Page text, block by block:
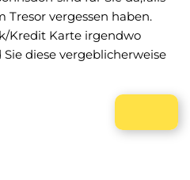
Tresor vergessen haben.
Kredit Karte irgendwo
diese vergeblicherweise